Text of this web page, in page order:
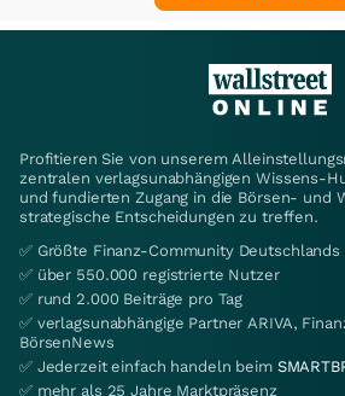
Profitieren Sie von unserem
zentralen verlagsunabhängigen Wissens-
und fundierten Zugang in die Börsen- und
strategische Entscheidungen zu treffen.
✅ Größte Finanz-Community Deutschlands
✅ über 550.000 registrierte Nutzer
✅ rund 2.000 Beiträge pro Tag
✅ verlagsunabhängige Partner ARIVA,
BörsenNews
✅ Jederzeit einfach handeln beim
✅ mehr als 25 Jahre Marktpräsenz